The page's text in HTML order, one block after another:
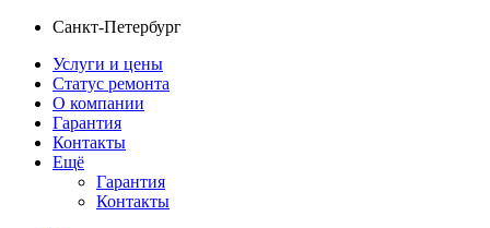
Санкт-Петербург
Услуги и цены
Статус ремонта
О компании
Гарантия
Контакты
Ещё
Гарантия
Контакты